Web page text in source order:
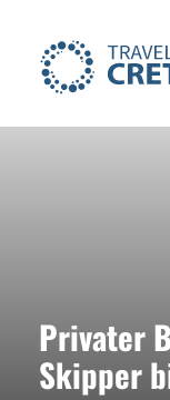
Privater
Skipper